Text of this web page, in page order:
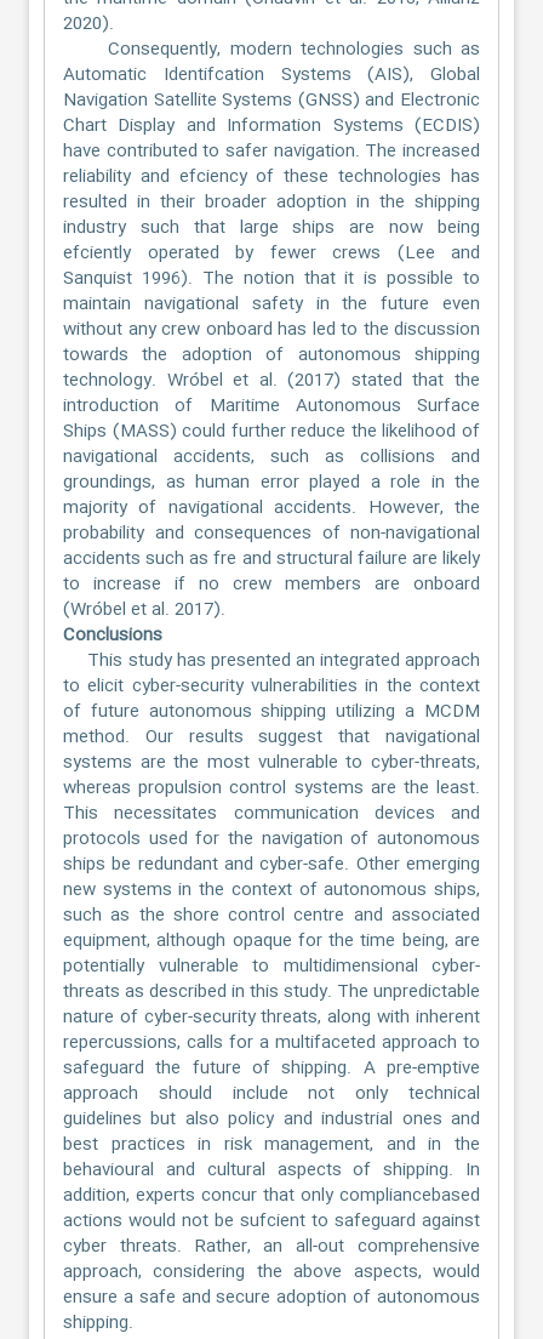
2020).
Consequently, modern technologies such as
Automatic Identifcation Systems (AIS), Global
Navigation Satellite Systems (GNSS) and Electronic
Chart Display and Information Systems (ECDIS)
have contributed to safer navigation. The increased
reliability and efciency of these technologies has
resulted in their broader adoption in the shipping
industry such that large ships are now being
efciently operated by fewer crews (Lee and
Sanquist 1996). The notion that it is possible to
maintain navigational safety in the future even
without any crew onboard has led to the discussion
towards the adoption of autonomous shipping
technology. Wróbel et al. (2017) stated that the
introduction of Maritime Autonomous Surface
Ships (MASS) could further reduce the likelihood of
navigational accidents, such as collisions and
groundings, as human error played a role in the
majority of navigational accidents. However, the
probability and consequences of non-navigational
accidents such as fre and structural failure are likely
to increase if no crew members are onboard
(Wróbel et al. 2017).
Conclusions
This study has presented an integrated approach
to elicit cyber-security vulnerabilities in the context
of future autonomous shipping utilizing a MCDM
method. Our results suggest that navigational
systems are the most vulnerable to cyber-threats,
whereas propulsion control systems are the least.
This necessitates communication devices and
protocols used for the navigation of autonomous
ships be redundant and cyber-safe. Other emerging
new systems in the context of autonomous ships,
such as the shore control centre and associated
equipment, although opaque for the time being, are
potentially vulnerable to multidimensional cyber-
threats as described in this study. The unpredictable
nature of cyber-security threats, along with inherent
repercussions, calls for a multifaceted approach to
safeguard the future of shipping. A pre-emptive
approach should include not only technical
guidelines but also policy and industrial ones and
best practices in risk management, and in the
behavioural and cultural aspects of shipping. In
addition, experts concur that only compliancebased
actions would not be sufcient to safeguard against
cyber threats. Rather, an all-out comprehensive
approach, considering the above aspects, would
ensure a safe and secure adoption of autonomous
shipping.